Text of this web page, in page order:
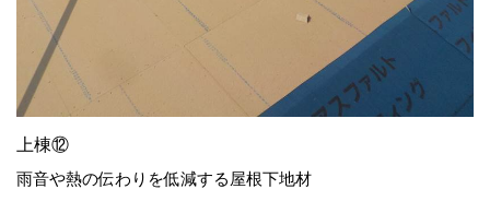
上棟⑫
雨音や熱の伝わりを低減する屋根下地材